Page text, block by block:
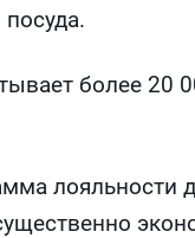
более 20